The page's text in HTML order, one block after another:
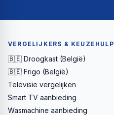
VERGELIJKERS & KEUZEHULP
🇧🇪 Droogkast (België)
🇧🇪 Frigo (België)
Televisie vergelijken
Smart TV aanbieding
Wasmachine aanbieding